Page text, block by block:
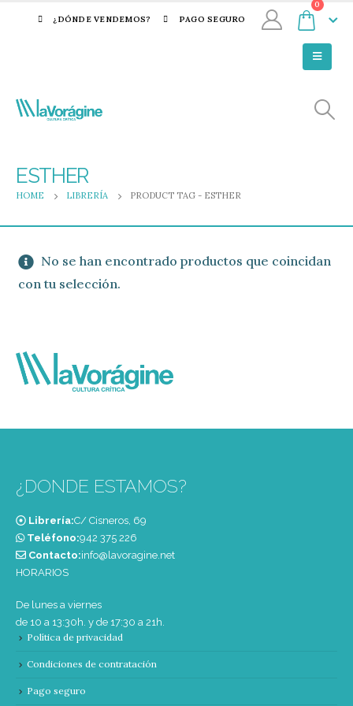
¿DÓNDE VENDEMOS? PAGO SEGURO
0
ESTHER
HOME LIBRERÍA PRODUCT TAG - ESTHER
No se han encontrado productos que coincidan
con tu selección.
¿DONDE ESTAMOS?
Librería:C/ Cisneros, 69
Teléfono:‭942 375 226‬
Contacto:info@lavoragine.net
HORARIOS
De lunes a viernes
de 10 a 13:30h. y de 17:30 a 21h.
Política de privacidad
Condiciones de contratación
Pago seguro